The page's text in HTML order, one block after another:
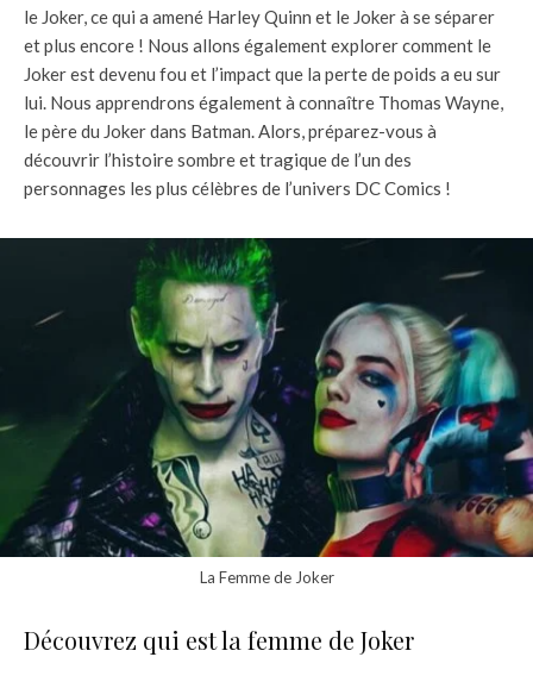
le Joker, ce qui a amené Harley Quinn et le Joker à se séparer
et plus encore ! Nous allons également explorer comment le
Joker est devenu fou et l’impact que la perte de poids a eu sur
lui. Nous apprendrons également à connaître Thomas Wayne,
le père du Joker dans Batman. Alors, préparez-vous à
découvrir l’histoire sombre et tragique de l’un des
personnages les plus célèbres de l’univers DC Comics !
La Femme de Joker
Découvrez qui est la femme de Joker